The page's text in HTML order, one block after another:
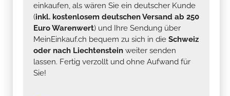
einkaufen, als wären Sie ein deutscher Kunde
(inkl. kostenlosem deutschen Versand ab 250
Euro Warenwert) und Ihre Sendung über
MeinEinkauf.ch bequem zu sich in die Schweiz
oder nach Liechtenstein weiter senden
lassen. Fertig verzollt und ohne Aufwand für
Sie!